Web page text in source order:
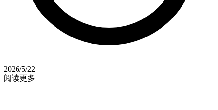
2026/5/22
阅读更多